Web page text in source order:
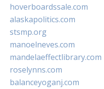
hoverboardssale.com
alaskapolitics.com
stsmp.org
manoelneves.com
mandelaeffectlibrary.com
roselynns.com
balanceyoganj.com